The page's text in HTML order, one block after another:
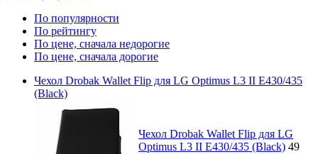
По популярности
По рейтингу
По цене, сначала недорогие
По цене, сначала дорогие
Чехол Drobak Wallet Flip для LG Optimus L3 II E430/435
(Black)
Чехол Drobak Wallet Flip для LG
Optimus L3 II E430/435 (Black) 49